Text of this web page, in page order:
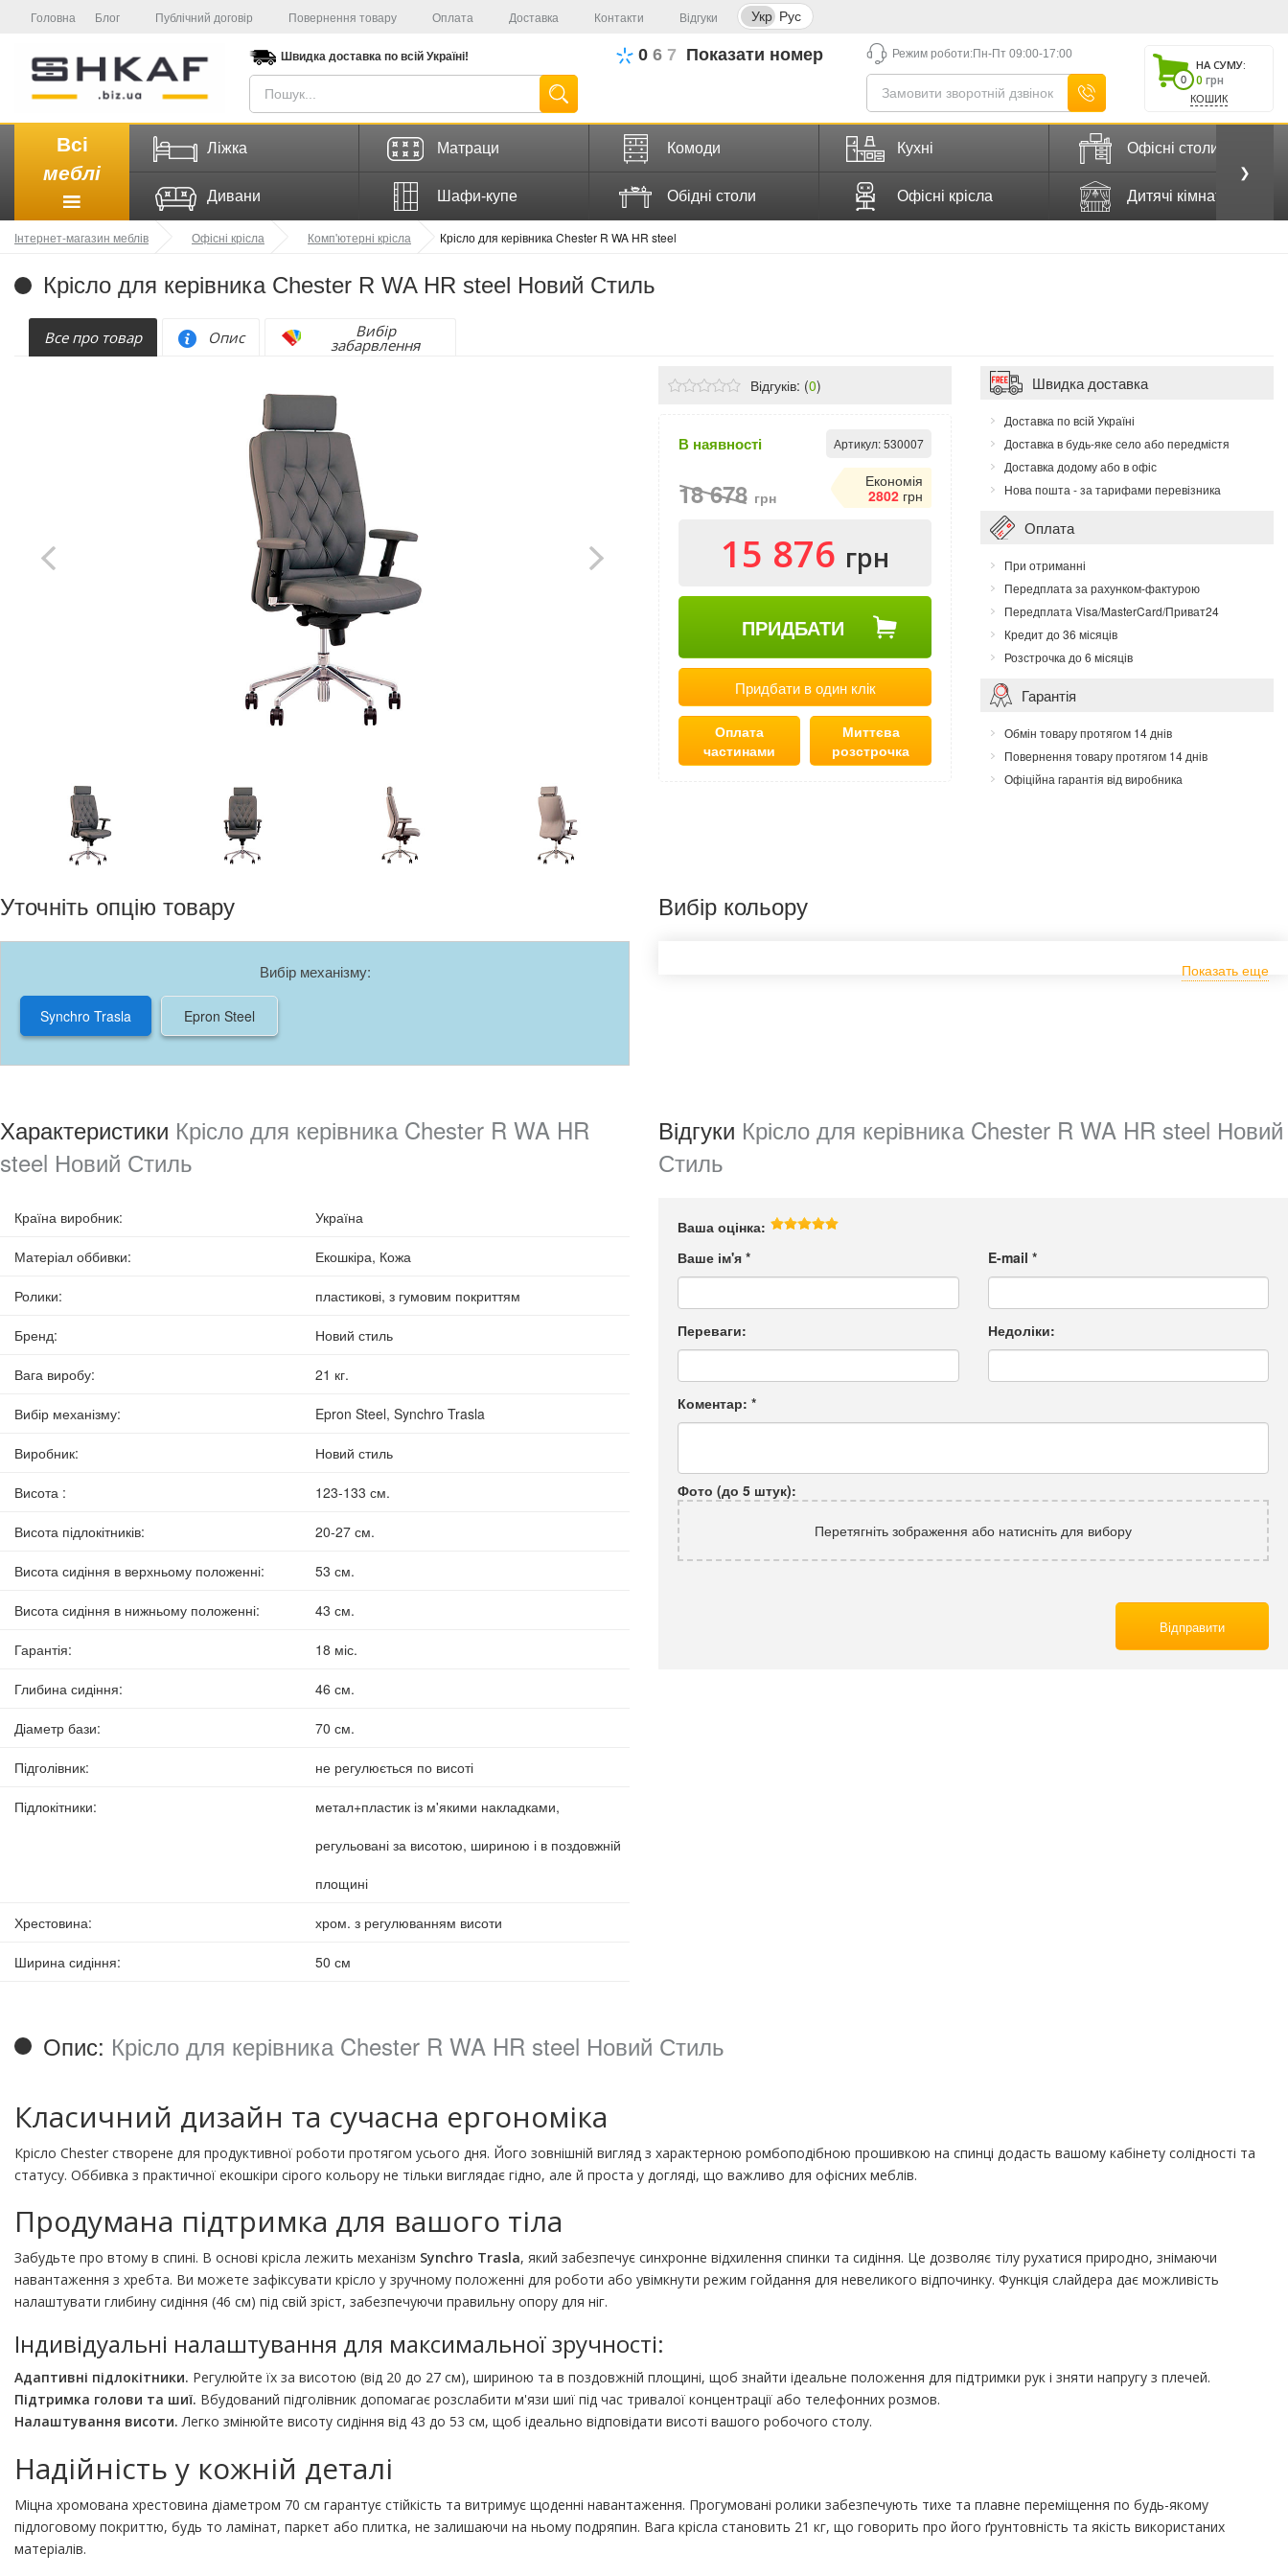
Головна Блог Публічний договір Повернення товару Оплата Доставка Контакти Відгуки Укр Рус
Швидка доставка по всій Україні! 0 6 7 Показати номер Режим роботи:Пн-Пт 09:00-17:00
0
НА СУМУ:
0 грн
КОШИК
Всі
меблі
Ліжка Матраци Комоди Кухні Офісні столи
Дивани Шафи-купе Обідні столи Офісні крісла Дитячі кімнати
❯
Інтернет-магазин меблів Офісні крісла Комп'ютерні крісла Крісло для керівника Chester R WA HR steel
Крісло для керівника Chester R WA HR steel Новий Стиль
Все про товар Опис Вибір
забарвлення
Відгуків: (0)
В наявності Артикул:530007
18 678 грн
Економія
2802 грн
15 876 грн
ПРИДБАТИ
Придбати в один клік
Оплата
частинами
Миттєва
розстрочка
Швидка доставка
Доставка по всій Україні
Доставка в будь-яке село або передмістя
Доставка додому або в офіс
Нова пошта - за тарифами перевізника
Оплата
При отриманні
Передплата за рахунком-фактурою
Передплата Visa/MasterCard/Приват24
Кредит до 36 місяців
Розстрочка до 6 місяців
Гарантія
Обмін товару протягом 14 днів
Повернення товару протягом 14 днів
Офіційна гарантія від виробника
Уточніть опцію товару
Вибір механізму:
Synchro Trasla Epron Steel
Вибір кольору
Показать еще
Характеристики Крісло для керівника Chester R WA HR
steel Новий Стиль
Країна виробник: Україна
Матеріал оббивки: Екошкіра, Кожа
Ролики: пластикові, з гумовим покриттям
Бренд: Новий стиль
Вага виробу: 21 кг.
Вибір механізму: Epron Steel, Synchro Trasla
Виробник: Новий стиль
Висота : 123-133 см.
Висота підлокітників: 20-27 см.
Висота сидіння в верхньому положенні: 53 см.
Висота сидіння в нижньому положенні: 43 см.
Гарантія: 18 міс.
Глибина сидіння: 46 см.
Діаметр бази: 70 см.
Підголівник: не регулюється по висоті
Підлокітники:
метал+пластик із м'якими накладками,
регульовані за висотою, шириною і в поздовжній
площині
Хрестовина: хром. з регулюванням висоти
Ширина сидіння: 50 см
Відгуки Крісло для керівника Chester R WA HR steel Новий
Стиль
Ваша оцінка:
Ваше ім'я * E-mail *
Переваги: Недоліки:
Коментар: *
Фото (до 5 штук):
Перетягніть зображення або натисніть для вибору
Відправити
Опис: Крісло для керівника Chester R WA HR steel Новий Стиль
Класичний дизайн та сучасна ергономіка
Крісло Chester створене для продуктивної роботи протягом усього дня. Його зовнішній вигляд з характерною ромбоподібною прошивкою на спинці додасть вашому кабінету солідності та
статусу. Оббивка з практичної екошкіри сірого кольору не тільки виглядає гідно, але й проста у догляді, що важливо для офісних меблів.
Продумана підтримка для вашого тіла
Забудьте про втому в спині. В основі крісла лежить механізм Synchro Trasla, який забезпечує синхронне відхилення спинки та сидіння. Це дозволяє тілу рухатися природно, знімаючи
навантаження з хребта. Ви можете зафіксувати крісло у зручному положенні для роботи або увімкнути режим гойдання для невеликого відпочинку. Функція слайдера дає можливість
налаштувати глибину сидіння (46 см) під свій зріст, забезпечуючи правильну опору для ніг.
Індивідуальні налаштування для максимальної зручності:
Адаптивні підлокітники. Регулюйте їх за висотою (від 20 до 27 см), шириною та в поздовжній площині, щоб знайти ідеальне положення для підтримки рук і зняти напругу з плечей.
Підтримка голови та шиї. Вбудований підголівник допомагає розслабити м'язи шиї під час тривалої концентрації або телефонних розмов.
Налаштування висоти. Легко змінюйте висоту сидіння від 43 до 53 см, щоб ідеально відповідати висоті вашого робочого столу.
Надійність у кожній деталі
Міцна хромована хрестовина діаметром 70 см гарантує стійкість та витримує щоденні навантаження. Прогумовані ролики забезпечують тихе та плавне переміщення по будь-якому
підлоговому покриттю, будь то ламінат, паркет або плитка, не залишаючи на ньому подряпин. Вага крісла становить 21 кг, що говорить про його ґрунтовність та якість використаних
матеріалів.